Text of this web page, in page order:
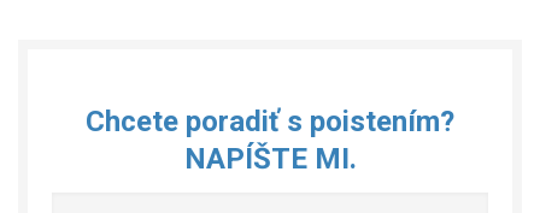
Chcete poradiť s poistením?
NAPÍŠTE MI.